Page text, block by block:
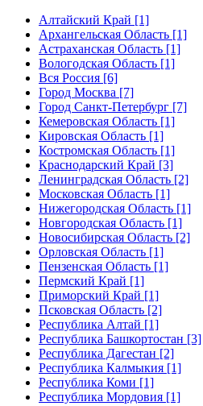
Алтайский Край [1]
Архангельская Область [1]
Астраханская Область [1]
Вологодская Область [1]
Вся Россия [6]
Город Москва [7]
Город Санкт-Петербург [7]
Кемеровская Область [1]
Кировская Область [1]
Костромская Область [1]
Краснодарский Край [3]
Ленинградская Область [2]
Московская Область [1]
Нижегородская Область [1]
Новгородская Область [1]
Новосибирская Область [2]
Орловская Область [1]
Пензенская Область [1]
Пермский Край [1]
Приморский Край [1]
Псковская Область [2]
Республика Алтай [1]
Республика Башкортостан [3]
Республика Дагестан [2]
Республика Калмыкия [1]
Республика Коми [1]
Республика Мордовия [1]